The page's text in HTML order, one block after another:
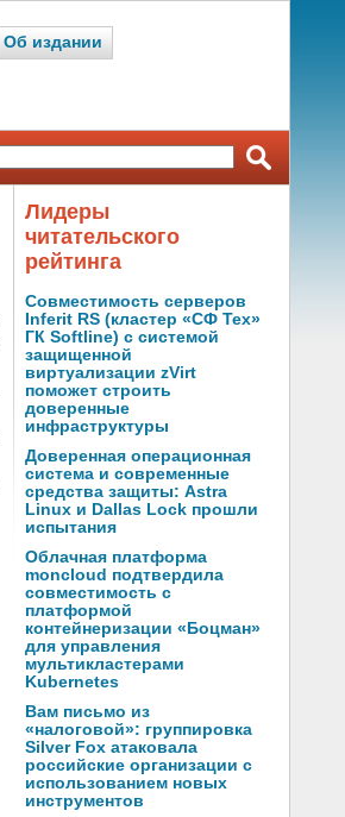
Об издании
Лидеры
читательского
рейтинга
Совместимость серверов
Inferit RS (кластер «СФ Тех»
ГК Softline) с системой
защищенной
виртуализации zVirt
поможет строить
доверенные
инфраструктуры
Доверенная операционная
система и современные
средства защиты: Astra
Linux и Dallas Lock прошли
испытания
Облачная платформа
moncloud подтвердила
совместимость с
платформой
контейнеризации «Боцман»
для управления
мультикластерами
Kubernetes
Вам письмо из
«налоговой»: группировка
Silver Fox атаковала
российские организации с
использованием новых
инструментов